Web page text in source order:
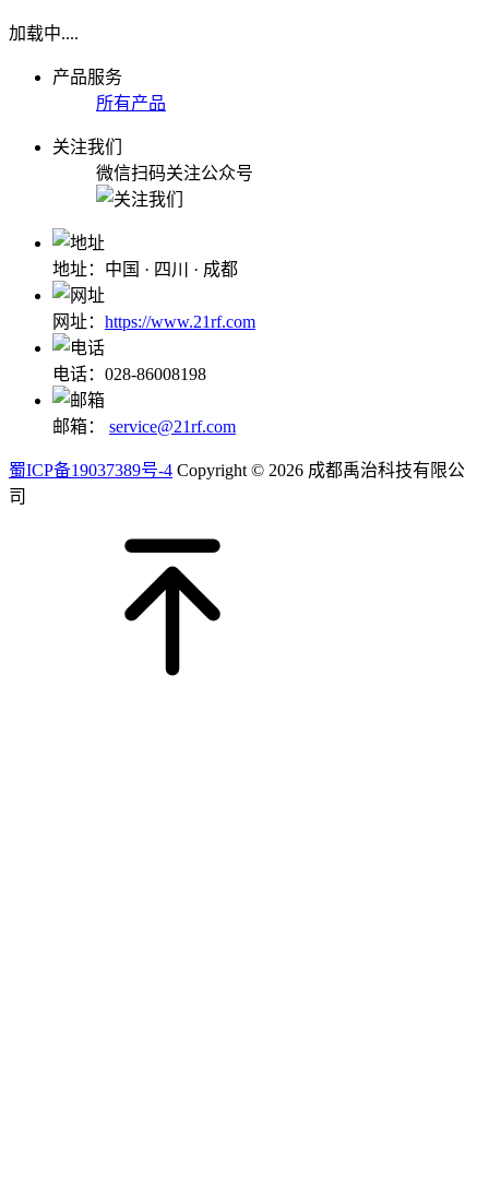
加载中....
产品服务
所有产品
关注我们
微信扫码关注公众号
地址：中国 · 四川 · 成都
网址： https://www.21rf.com
电话：028-86008198
邮箱： service@21rf.com
蜀ICP备19037389号-4 Copyright © 2026 成都禹治科技有限公
司